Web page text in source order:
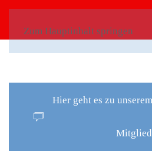
Zum Hauptinhalt springen
Hier geht es zu